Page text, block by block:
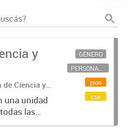
y
de Ciencia y
una unidad
las
GÉNERO
PERSONAL CIENTÍFICO-TECNOLÓGICO
json
csv